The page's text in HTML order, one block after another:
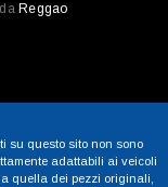
Reggao
su questo sito non sono
adattabili ai veicoli
quella dei pezzi originali,